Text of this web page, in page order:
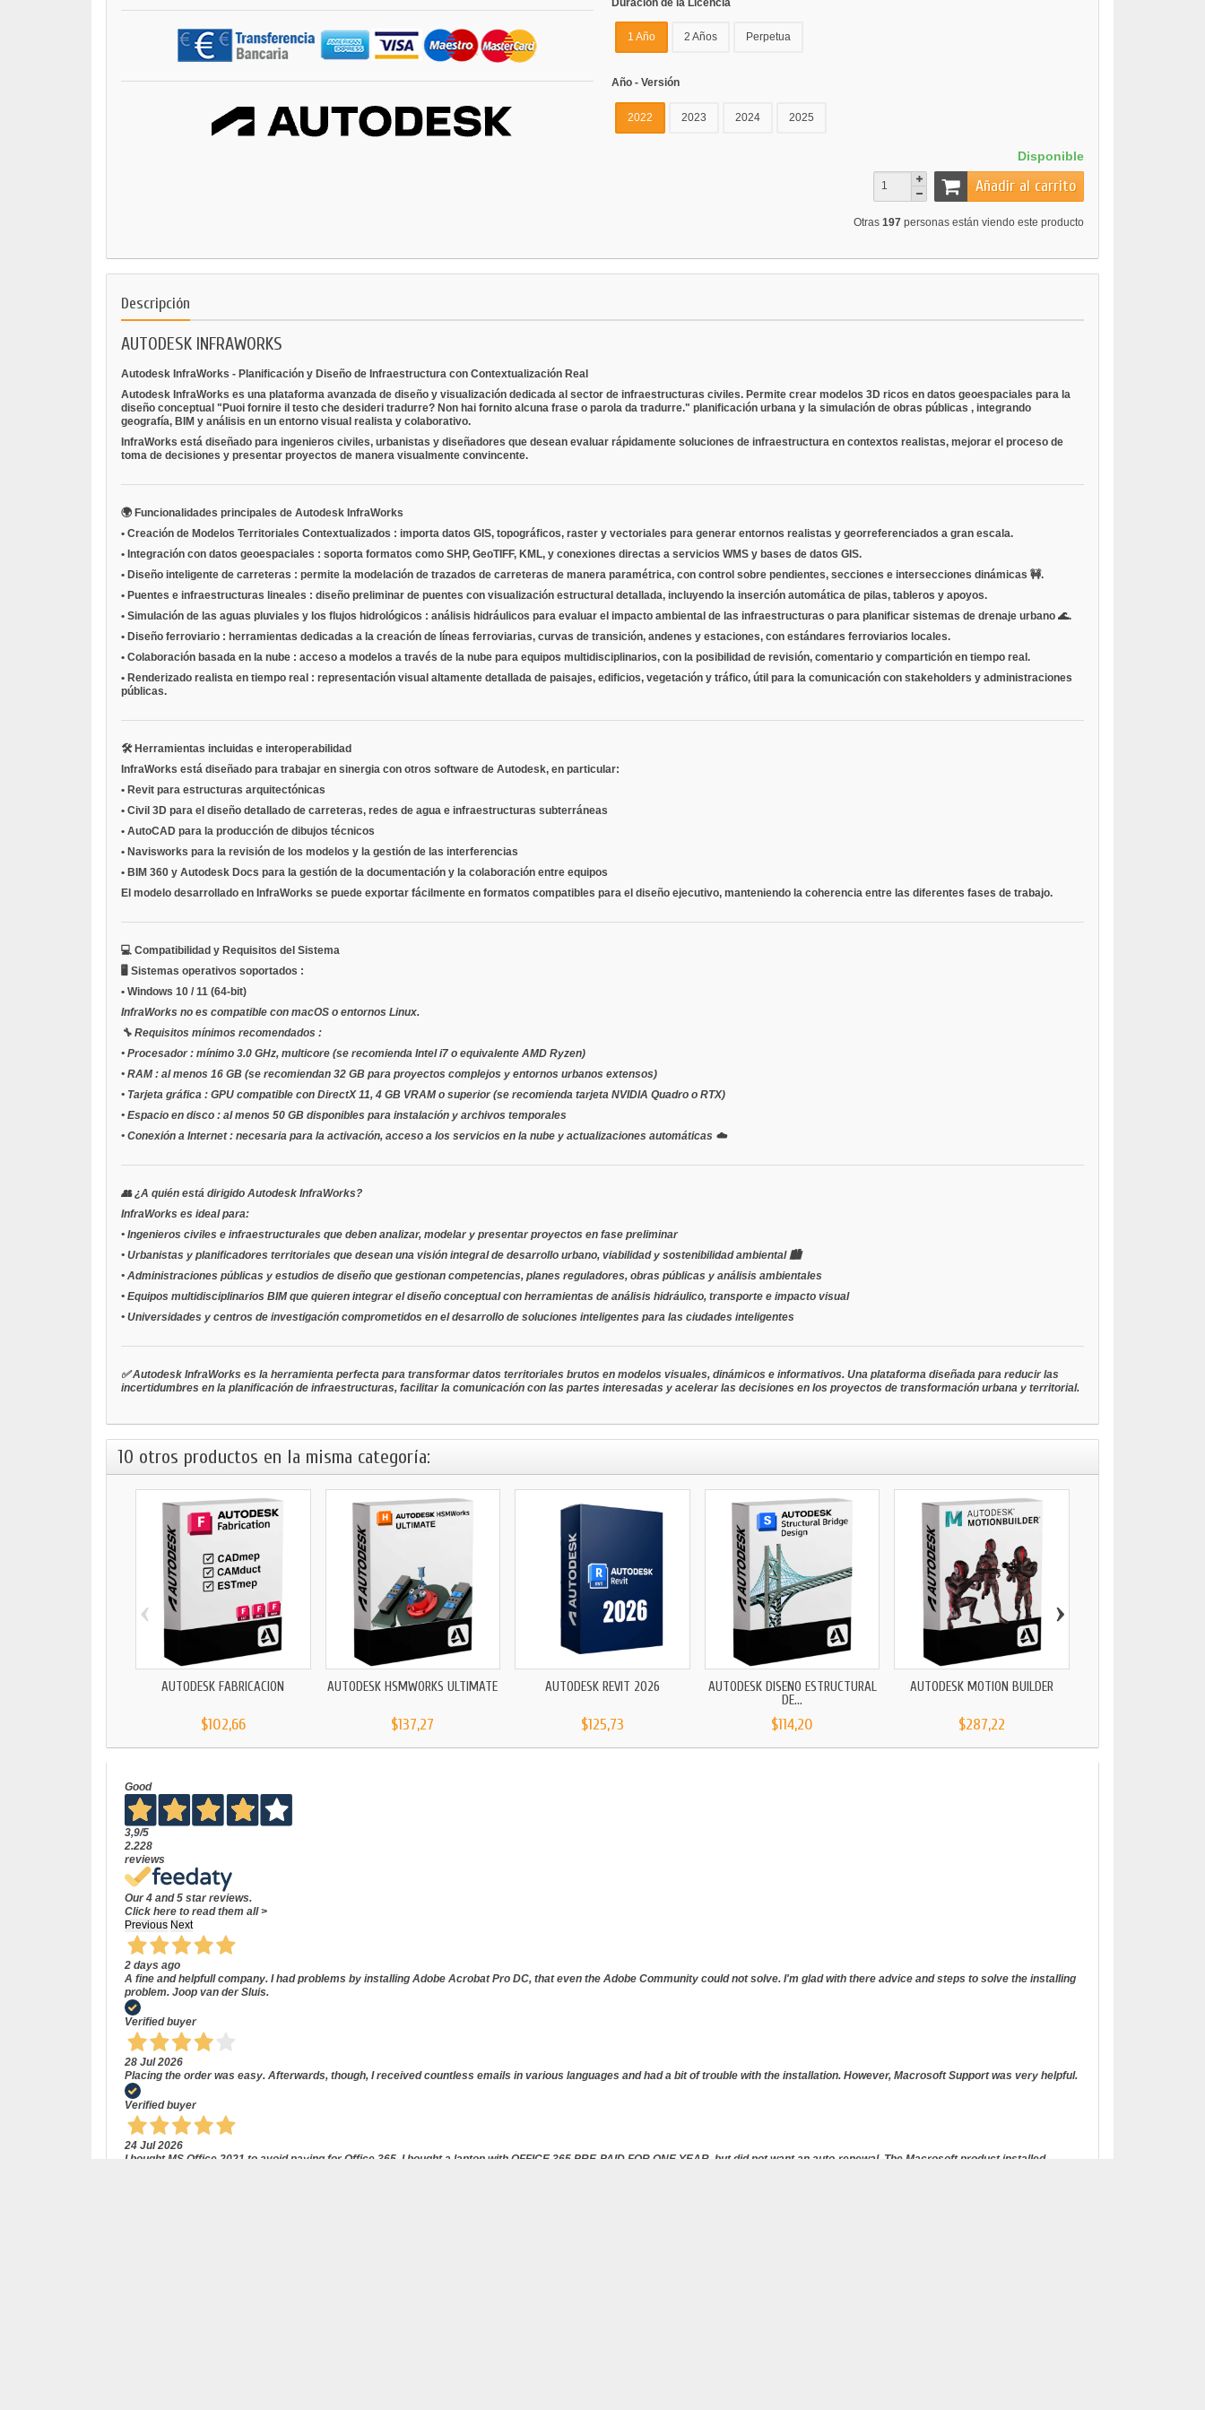
Duración de la Licencia
1 Año 2 Años Perpetua
Año - Versión
2022 2023 2024 2025
Disponible
Añadir al carrito
Otras 197 personas están viendo este producto
Descripción
AUTODESK INFRAWORKS
Autodesk InfraWorks - Planificación y Diseño de Infraestructura con Contextualización Real
Autodesk InfraWorks es una plataforma avanzada de diseño y visualización dedicada al sector de infraestructuras civiles. Permite crear modelos 3D ricos en datos geoespaciales para la
diseño conceptual "Puoi fornire il testo che desideri tradurre? Non hai fornito alcuna frase o parola da tradurre." planificación urbana y la simulación de obras públicas , integrando
geografía, BIM y análisis en un entorno visual realista y colaborativo.
InfraWorks está diseñado para ingenieros civiles, urbanistas y diseñadores que desean evaluar rápidamente soluciones de infraestructura en contextos realistas, mejorar el proceso de
toma de decisiones y presentar proyectos de manera visualmente convincente.
🌍 Funcionalidades principales de Autodesk InfraWorks
• Creación de Modelos Territoriales Contextualizados : importa datos GIS, topográficos, raster y vectoriales para generar entornos realistas y georreferenciados a gran escala.
• Integración con datos geoespaciales : soporta formatos como SHP, GeoTIFF, KML, y conexiones directas a servicios WMS y bases de datos GIS.
• Diseño inteligente de carreteras : permite la modelación de trazados de carreteras de manera paramétrica, con control sobre pendientes, secciones e intersecciones dinámicas 🚧.
• Puentes e infraestructuras lineales : diseño preliminar de puentes con visualización estructural detallada, incluyendo la inserción automática de pilas, tableros y apoyos.
• Simulación de las aguas pluviales y los flujos hidrológicos : análisis hidráulicos para evaluar el impacto ambiental de las infraestructuras o para planificar sistemas de drenaje urbano 🌊.
• Diseño ferroviario : herramientas dedicadas a la creación de líneas ferroviarias, curvas de transición, andenes y estaciones, con estándares ferroviarios locales.
• Colaboración basada en la nube : acceso a modelos a través de la nube para equipos multidisciplinarios, con la posibilidad de revisión, comentario y compartición en tiempo real.
• Renderizado realista en tiempo real : representación visual altamente detallada de paisajes, edificios, vegetación y tráfico, útil para la comunicación con stakeholders y administraciones
públicas.
🛠 Herramientas incluidas e interoperabilidad
InfraWorks está diseñado para trabajar en sinergia con otros software de Autodesk, en particular:
• Revit para estructuras arquitectónicas
• Civil 3D para el diseño detallado de carreteras, redes de agua e infraestructuras subterráneas
• AutoCAD para la producción de dibujos técnicos
• Navisworks para la revisión de los modelos y la gestión de las interferencias
• BIM 360 y Autodesk Docs para la gestión de la documentación y la colaboración entre equipos
El modelo desarrollado en InfraWorks se puede exportar fácilmente en formatos compatibles para el diseño ejecutivo, manteniendo la coherencia entre las diferentes fases de trabajo.
💻 Compatibilidad y Requisitos del Sistema
🖥️ Sistemas operativos soportados :
• Windows 10 / 11 (64-bit)
InfraWorks no es compatible con macOS o entornos Linux.
🔧 Requisitos mínimos recomendados :
• Procesador : mínimo 3.0 GHz, multicore (se recomienda Intel i7 o equivalente AMD Ryzen)
• RAM : al menos 16 GB (se recomiendan 32 GB para proyectos complejos y entornos urbanos extensos)
• Tarjeta gráfica : GPU compatible con DirectX 11, 4 GB VRAM o superior (se recomienda tarjeta NVIDIA Quadro o RTX)
• Espacio en disco : al menos 50 GB disponibles para instalación y archivos temporales
• Conexión a Internet: necesaria para la activación, acceso a los servicios en la nube y actualizaciones automáticas ☁️
👥¿A quién está dirigido Autodesk InfraWorks?
InfraWorks es ideal para:
• Ingenieros civiles e infraestructurales que deben analizar, modelar y presentar proyectos en fase preliminar
• Urbanistas y planificadores territoriales que desean una visión integral de desarrollo urbano, viabilidad y sostenibilidad ambiental 🏙️
• Administraciones públicas y estudios de diseño que gestionan competencias, planes reguladores, obras públicas y análisis ambientales
• Equipos multidisciplinarios BIM que quieren integrar el diseño conceptual con herramientas de análisis hidráulico, transporte e impacto visual
• Universidades y centros de investigación comprometidos en el desarrollo de soluciones inteligentes para las ciudades inteligentes
✅ Autodesk InfraWorks es la herramienta perfecta para transformar datos territoriales brutos en modelos visuales, dinámicos e informativos. Una plataforma diseñada para reducir las
incertidumbres en la planificación de infraestructuras, facilitar la comunicación con las partes interesadas y acelerar las decisiones en los proyectos de transformación urbana y territorial.
10 otros productos en la misma categoría:
AUTODESK FABRICACIÓN
$102,66
AUTODESK HSMWORKS ULTIMATE
$137,27
AUTODESK REVIT 2026
$125,73
AUTODESK DISEÑO ESTRUCTURAL
DE...
$114,20
AUTODESK MOTION BUILDER
$287,22
‹ ›
Good
3,9/5
2.228
reviews
Our 4 and 5 star reviews.
Click here to read them all >
Previous Next
2 days ago
A fine and helpfull company. I had problems by installing Adobe Acrobat Pro DC, that even the Adobe Community could not solve. I'm glad with there advice and steps to solve the installing
problem. Joop van der Sluis.
Verified buyer
28 Jul 2026
Placing the order was easy. Afterwards, though, I received countless emails in various languages and had a bit of trouble with the installation. However, Macrosoft Support was very helpful.
Verified buyer
24 Jul 2026
I bought MS Office 2021 to avoid paying for Office 365. I bought a laptop with OFFICE 365 PRE-PAID FOR ONE YEAR, but did not want an auto-renewal. The Macrosoft product installed